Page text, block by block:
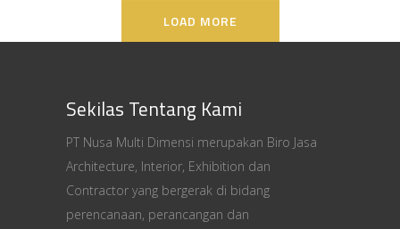
LOAD MORE
Sekilas Tentang Kami
PT Nusa Multi Dimensi merupakan Biro Jasa
Architecture, Interior, Exhibition dan
Contractor yang bergerak di bidang
perencanaan, perancangan dan